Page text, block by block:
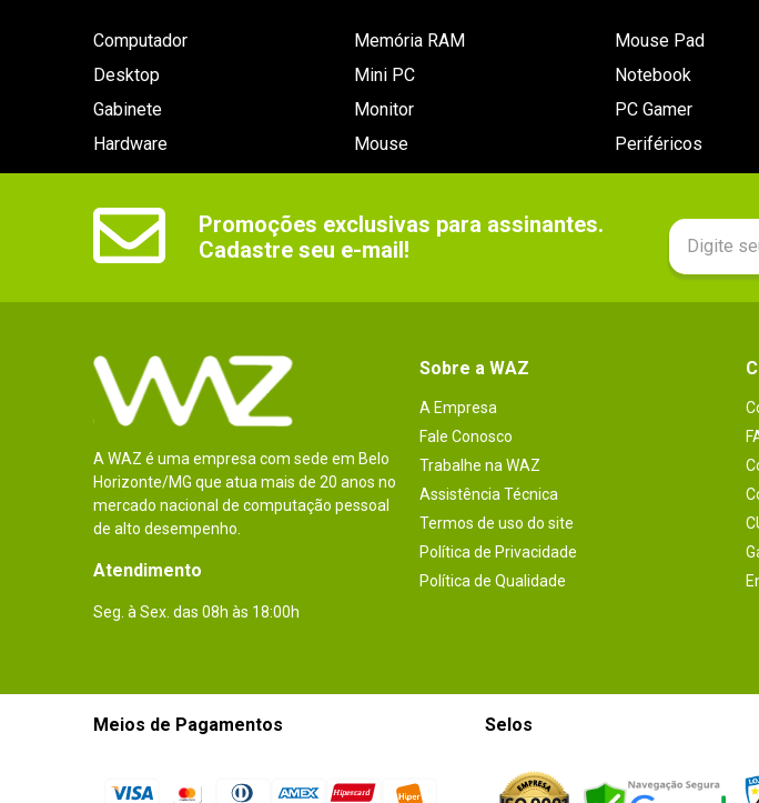
Computador
Desktop
Gabinete
Hardware
Memória RAM
Mini PC
Monitor
Mouse
Mouse Pad
Notebook
PC Gamer
Periféricos
Promoções exclusivas para assinantes.
Cadastre seu e-mail!
A WAZ é uma empresa com sede em Belo
Horizonte/MG que atua mais de 20 anos no
mercado nacional de computação pessoal
de alto desempenho.
Atendimento
Seg. à Sex. das 08h às 18:00h
Sobre a WAZ
A Empresa
Fale Conosco
Trabalhe na WAZ
Assistência Técnica
Termos de uso do site
Política de Privacidade
Política de Qualidade
Meios de Pagamentos Selos